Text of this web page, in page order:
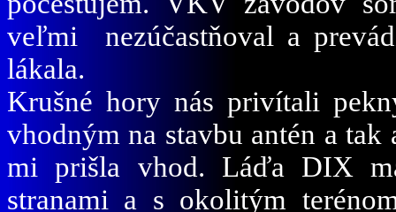
veľmi nezúčastňoval a
lákala.
Krušné hory nás privítali
vhodným na stavbu antén a
mi prišla vhod. Láďa DIX
stranami a s okolitým